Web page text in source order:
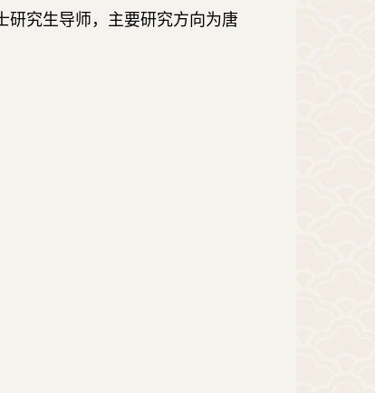
研究生导师，主要研究方向为唐